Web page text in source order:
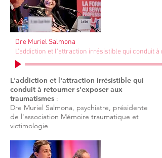
Dre Muriel Salmona
L'addiction et l'attraction irrésistible qui conduit
L'addiction et l'attraction irrésistible qui
conduit à retourner s'exposer aux
traumatismes :
Dre Muriel Salmona, psychiatre, présidente
de l'association Mémoire traumatique et
victimologie